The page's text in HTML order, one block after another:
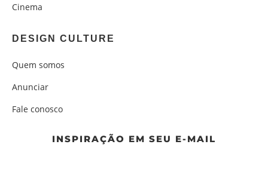
Cinema
DESIGN CULTURE
Quem somos
Anunciar
Fale conosco
INSPIRAÇÃO EM SEU E-MAIL